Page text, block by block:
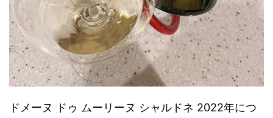
ドメーヌ ドゥ ムーリーヌ シャルドネ 2022年につ